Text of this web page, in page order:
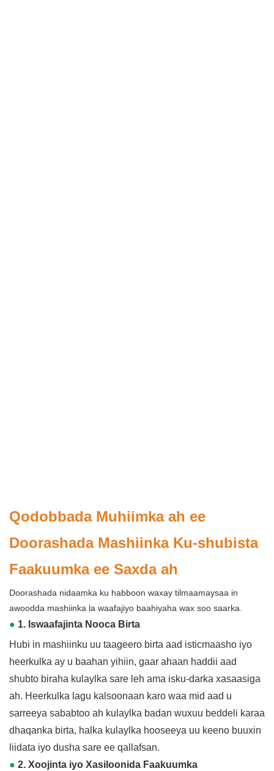
Qodobbada Muhiimka ah ee
Doorashada Mashiinka Ku-shubista
Faakuumka ee Saxda ah
Doorashada nidaamka ku habboon waxay tilmaamaysaa in
awoodda mashiinka la waafajiyo baahiyaha wax soo saarka.
● 1. Iswaafajinta Nooca Birta
Hubi in mashiinku uu taageero birta aad isticmaasho iyo
heerkulka ay u baahan yihiin, gaar ahaan haddii aad
shubto biraha kulaylka sare leh ama isku-darka xasaasiga
ah. Heerkulka lagu kalsoonaan karo waa mid aad u
sarreeya sababtoo ah kulaylka badan wuxuu beddeli karaa
dhaqanka birta, halka kulaylka hooseeya uu keeno buuxin
liidata iyo dusha sare ee qallafsan.
● 2. Xoojinta iyo Xasiloonida Faakuumka